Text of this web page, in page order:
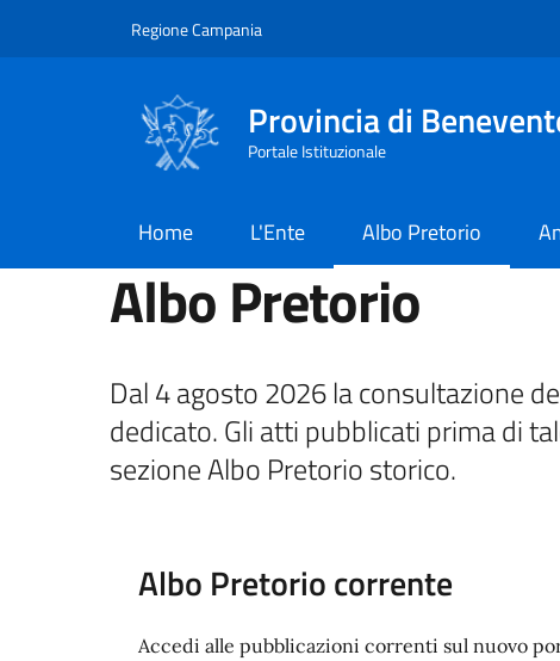
Regione Campania
Provincia di
Portale Istituzionale
Home L'Ente Albo Pretorio
Albo Pretorio
Dal 4 agosto 2026 la consultazione
dedicato. Gli atti pubblicati prima di
sezione Albo Pretorio storico.
Albo Pretorio corrente
Accedi alle pubblicazioni correnti sul nuovo